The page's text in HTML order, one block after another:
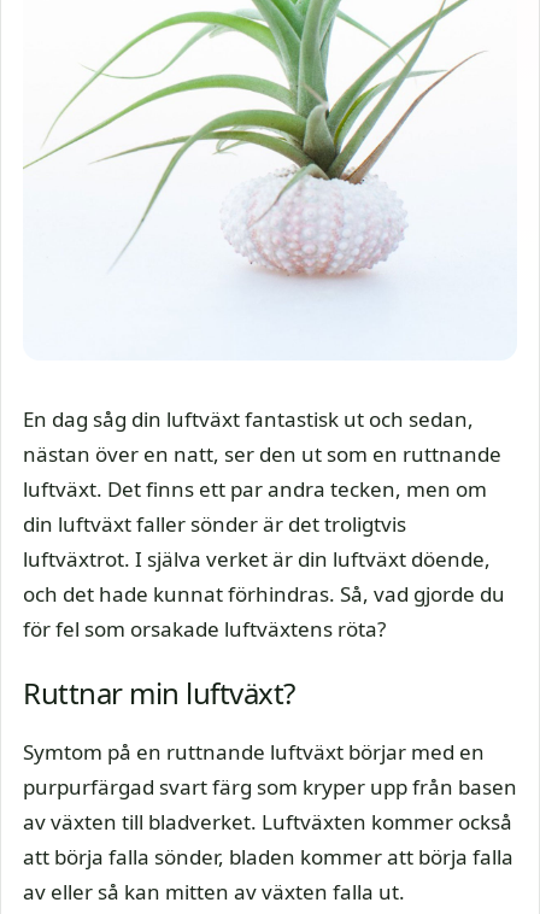
En dag såg din luftväxt fantastisk ut och sedan,
nästan över en natt, ser den ut som en ruttnande
luftväxt. Det finns ett par andra tecken, men om
din luftväxt faller sönder är det troligtvis
luftväxtrot. I själva verket är din luftväxt döende,
och det hade kunnat förhindras. Så, vad gjorde du
för fel som orsakade luftväxtens röta?
Ruttnar min luftväxt?
Symtom på en ruttnande luftväxt börjar med en
purpurfärgad svart färg som kryper upp från basen
av växten till bladverket. Luftväxten kommer också
att börja falla sönder, bladen kommer att börja falla
av eller så kan mitten av växten falla ut.